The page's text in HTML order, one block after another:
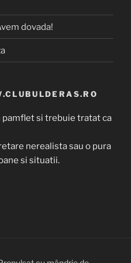
dovada!
pamflet si trebuie tratat ca
nerealista sau o pura
si situatii.